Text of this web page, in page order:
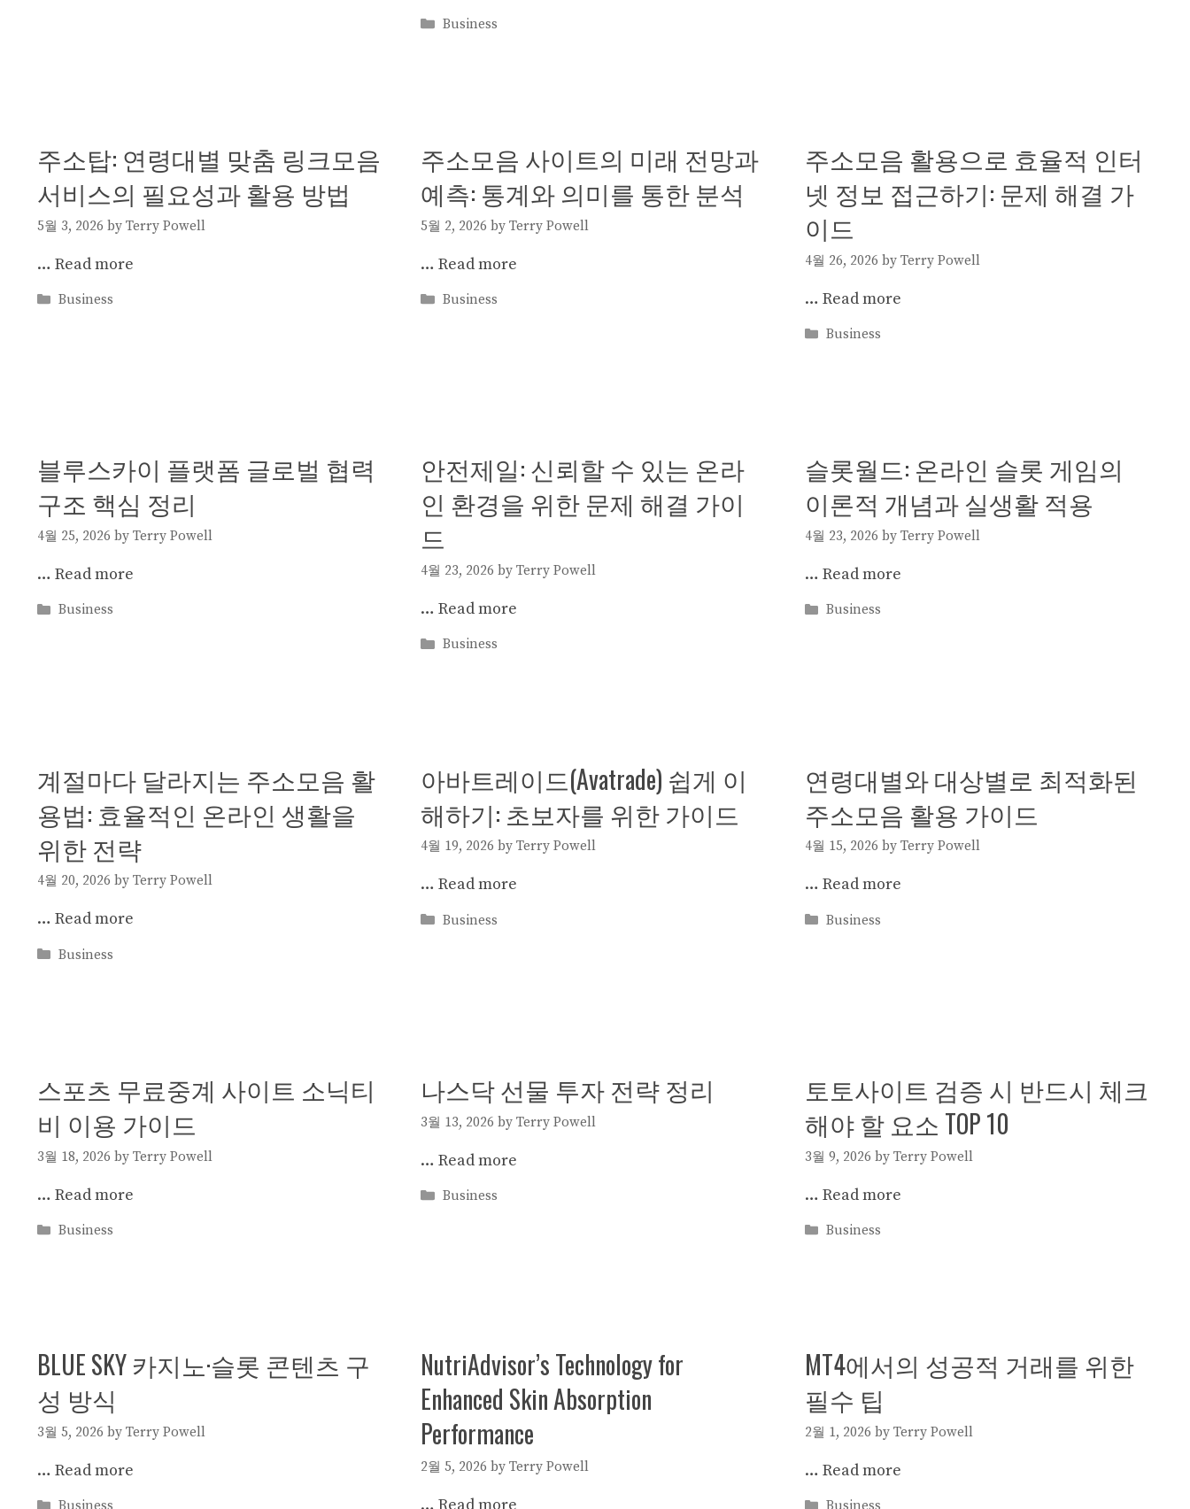
Categories
Business
주소탑: 연령대별 맞춤 링크모음
서비스의 필요성과 활용 방법
5월 3, 2026 by Terry Powell
… Read more
Categories
Business
주소모음 사이트의 미래 전망과
예측: 통계와 의미를 통한 분석
5월 2, 2026 byTerry Powell
…Read more
Categories
Business
주소모음 활용으로 효율적 인터
넷 정보 접근하기: 문제 해결 가
이드
4월 26, 2026 by Terry Powell
… Read more
Categories
Business
블루스카이 플랫폼 글로벌 협력
구조 핵심 정리
4월 25, 2026 by Terry Powell
… Read more
Categories
Business
안전제일: 신뢰할 수 있는 온라
인 환경을 위한 문제 해결 가이
드
4월 23, 2026 byTerry Powell
…Read more
Categories
Business
슬롯월드: 온라인 슬롯 게임의
이론적 개념과 실생활 적용
4월 23, 2026 by Terry Powell
… Read more
Categories
Business
계절마다 달라지는 주소모음 활
용법: 효율적인 온라인 생활을
위한 전략
4월 20, 2026 by Terry Powell
… Read more
Categories
Business
아바트레이드(Avatrade) 쉽게 이
해하기: 초보자를 위한 가이드
4월 19, 2026 byTerry Powell
…Read more
Categories
Business
연령대별와 대상별로 최적화된
주소모음 활용 가이드
4월 15, 2026 by Terry Powell
… Read more
Categories
Business
스포츠 무료중계 사이트 소닉티
비 이용 가이드
3월 18, 2026 by Terry Powell
… Read more
Categories
Business
나스닥 선물 투자 전략 정리
3월 13, 2026 byTerry Powell
…Read more
Categories
Business
토토사이트 검증 시 반드시 체크
해야 할 요소 TOP 10
3월 9, 2026 by Terry Powell
… Read more
Categories
Business
BLUE SKY 카지노·슬롯 콘텐츠 구
성 방식
3월 5, 2026 by Terry Powell
… Read more
Categories
NutriAdvisor’s Technology for
Enhanced Skin Absorption
Performance
2월 5, 2026 byTerry Powell
…Read more
MT4에서의 성공적 거래를 위한
필수 팁
2월 1, 2026 by Terry Powell
… Read more
Categories